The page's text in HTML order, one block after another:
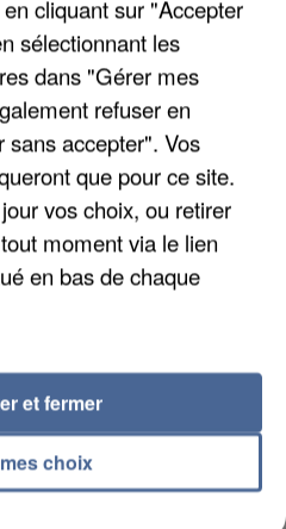
LES REFUGES
cliquant sur "Accepter
sélectionnant les
dans "Gérer mes
refuser en
sans accepter". Vos
que pour ce site.
vos choix, ou retirer
moment via le lien
en bas de chaque
choix
et fermer